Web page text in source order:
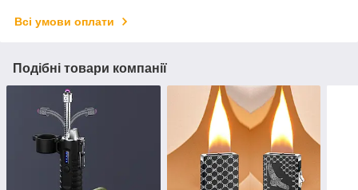
Всі умови оплати
Подібні товари компанії